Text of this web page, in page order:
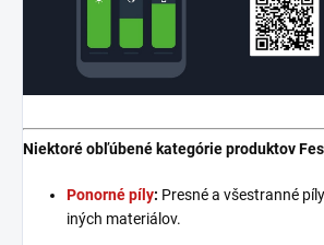
Niektoré obľúbené kategórie produktov
Ponorné píly: Presné a všestranné
iných materiálov.